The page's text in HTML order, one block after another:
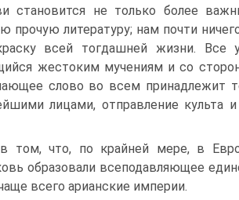
становится не только более
литературу; нам почти
всей тогдашней жизни. Все
жестоким мучениям и со
слово во всем принадлежит
лицами, отправление культа и
том, что, по крайней мере, в
образовали всеподавляющее
всего арианские империи.